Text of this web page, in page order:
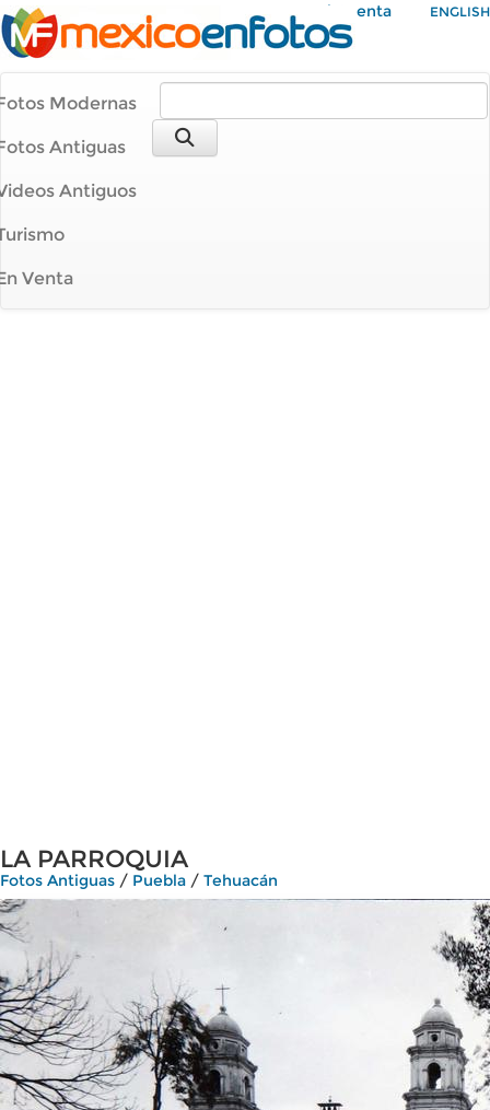
Mi Cuenta ENGLISH
Modernas
Antiguas
Antiguos
Venta
LA PARROQUIA
Fotos Antiguas / Puebla / Tehuacán